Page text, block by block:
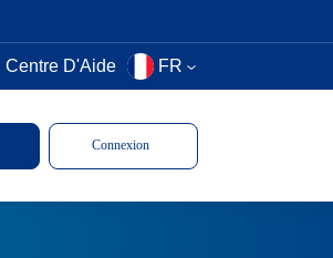
Centre D'Aide FR
Connexion